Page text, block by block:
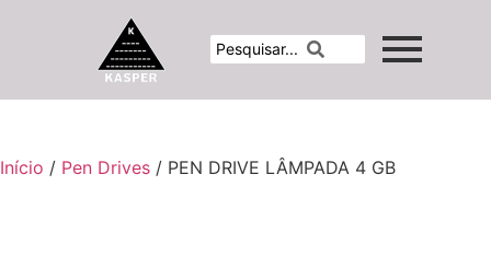
Início / Pen Drives / PEN DRIVE LÂMPADA 4 GB